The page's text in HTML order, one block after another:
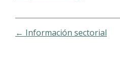
← Información sectorial